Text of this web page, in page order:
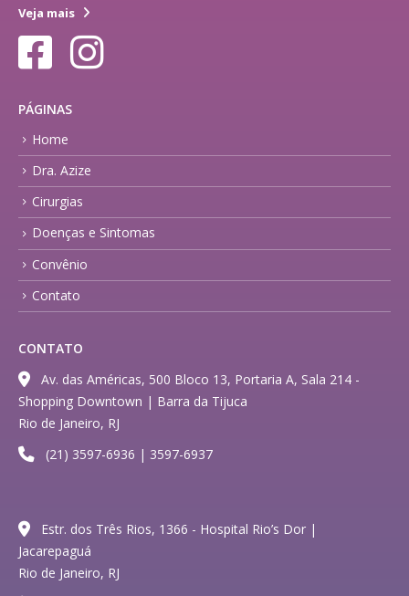
Veja mais
PÁGINAS
Home
Dra. Azize
Cirurgias
Doenças e Sintomas
Convênio
Contato
CONTATO
Av. das Américas, 500 Bloco 13, Portaria A, Sala 214 -
Shopping Downtown | Barra da Tijuca
Rio de Janeiro, RJ
(21) 3597-6936 | 3597-6937
Estr. dos Três Rios, 1366 - Hospital Rio’s Dor |
Jacarepaguá
Rio de Janeiro, RJ